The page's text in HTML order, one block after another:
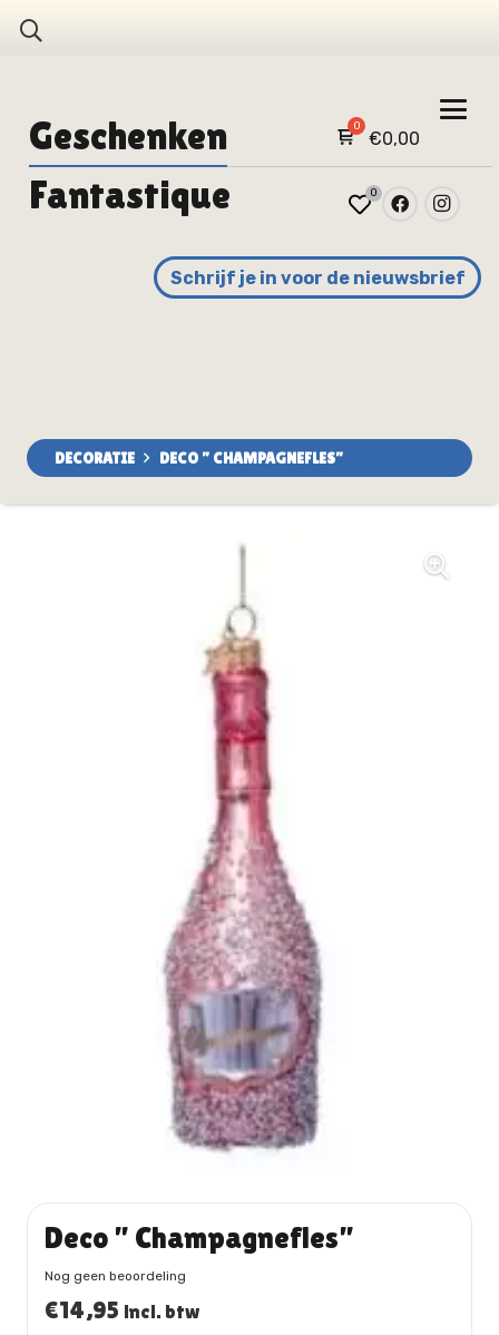
Geschenken €0,00
Fantastique 0
Schrijf je in voor de nieuwsbrief
DECORATIE DECO ” CHAMPAGNEFLES”
Deco ” Champagnefles”
Nog geen beoordeling
€14,95 incl. btw